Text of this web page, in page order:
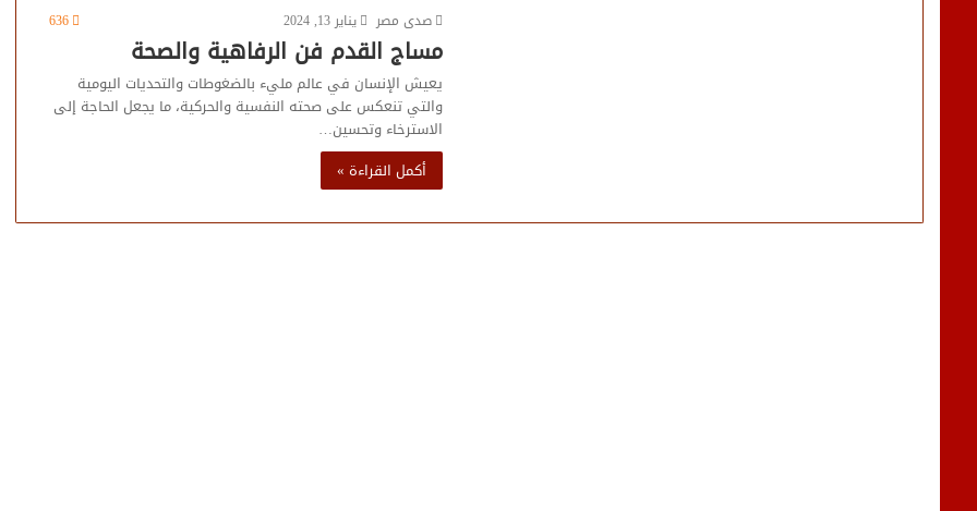
صدى مصر
يناير 13, 2024 636
مساج القدم فن الرفاهية والصحة
يعيش الإنسان في عالم مليء بالضغوطات والتحديات اليومية
والتي تنعكس على صحته النفسية والحركية، ما يجعل الحاجة إلى
الاسترخاء وتحسين…
أكمل القراءة »